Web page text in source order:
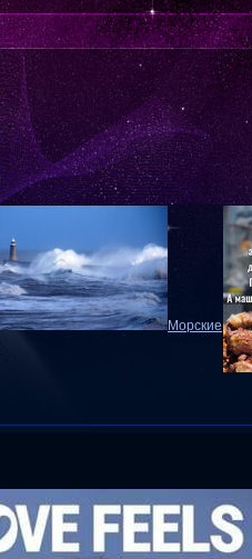
Морские